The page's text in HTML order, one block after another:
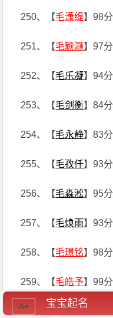
250、【毛潇缇】98分
251、【毛颖灏】97分
252、【毛乐凝】94分
253、【毛剑衡】84分
254、【毛永静】83分
255、【毛孜仟】93分
256、【毛淼淞】95分
257、【毛焕雨】93分
258、【毛璟铭】98分
259、【毛皓予】99分
260、【毛菲霖】86分
宝宝起名
A+